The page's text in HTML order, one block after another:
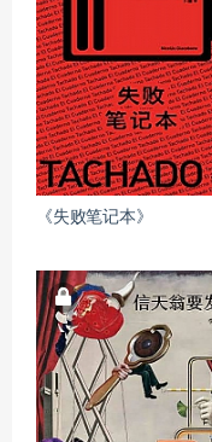
《失败笔记本》